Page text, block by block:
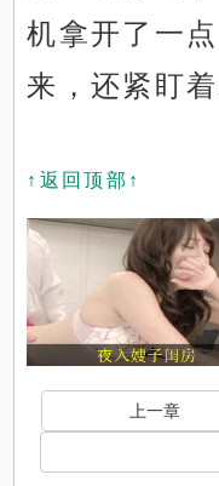
机拿开了一
来，还紧盯
↑返回顶部↑
上一章